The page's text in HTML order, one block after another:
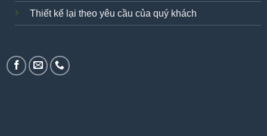
Thiết kế lại theo yêu cầu của quý khách